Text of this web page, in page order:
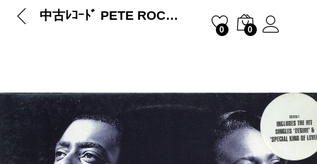
中古ﾚｺｰﾄﾞ PETE ROCK – SOUL SURV…
0 0